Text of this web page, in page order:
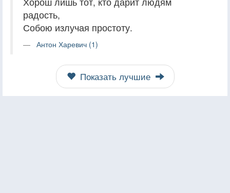
радость,
Собою излучая простоту.
Антон Харевич (1)
Показать лучшие